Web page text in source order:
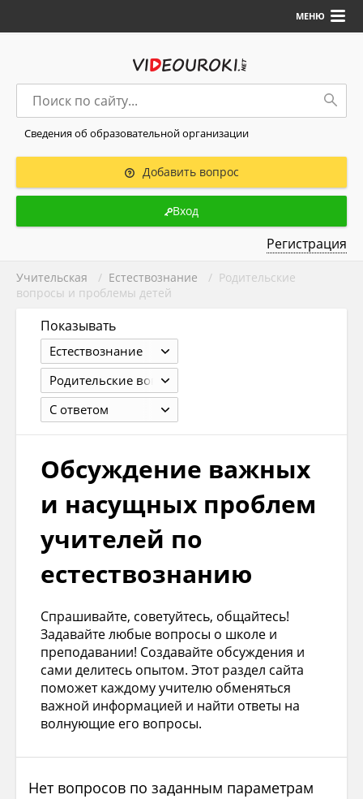
МЕНЮ
Сведения об образовательной организации
Добавить вопрос
Вход
Регистрация
Учительская / Естествознание
/ Родительские
вопросы и проблемы детей
Показывать
Естествознание
Родительские вопросы и проблемы детей
С ответом
Обсуждение важных
и насущных проблем
учителей по
естествознанию
Спрашивайте, советуйтесь, общайтесь!
Задавайте любые вопросы о школе и
преподавании! Создавайте обсуждения и
сами делитесь опытом. Этот раздел сайта
поможет каждому учителю обменяться
важной информацией и найти ответы на
волнующие его вопросы.
Нет вопросов по заданным параметрам